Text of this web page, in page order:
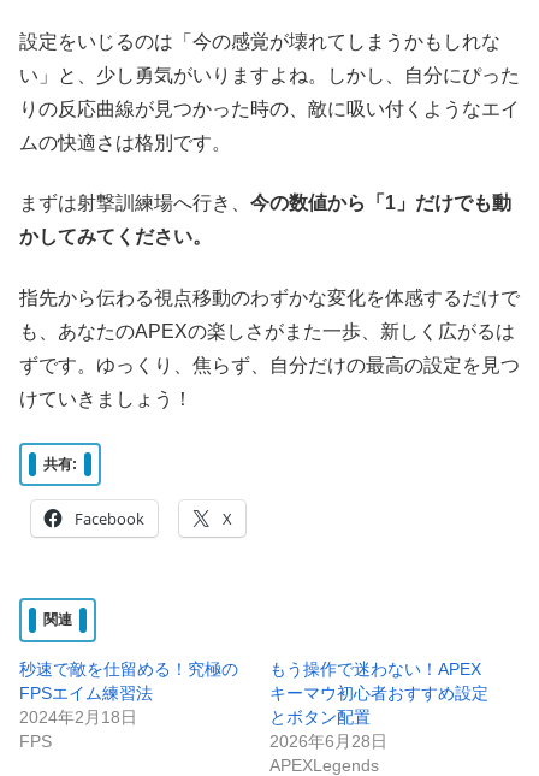
設定をいじるのは「今の感覚が壊れてしまうかもしれな
い」と、少し勇気がいりますよね。しかし、自分にぴった
りの反応曲線が見つかった時の、敵に吸い付くようなエイ
ムの快適さは格別です。
まずは射撃訓練場へ行き、 今の数値から「1」だけでも動
かしてみてください。
指先から伝わる視点移動のわずかな変化を体感するだけで
も、あなたのAPEXの楽しさがまた一歩、新しく広がるは
ずです。ゆっくり、焦らず、自分だけの最高の設定を見つ
けていきましょう！
共有:
Facebook X
関連
秒速で敵を仕留める！究極の
FPSエイム練習法
2024年2月18日
FPS
もう操作で迷わない！APEX
キーマウ初心者おすすめ設定
とボタン配置
2026年6月28日
APEXLegends